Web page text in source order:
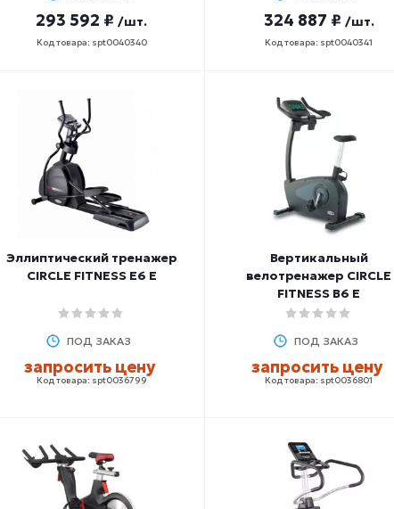
293 592 ₽ /шт.
Код товара: spt0040340
324 887 ₽ /шт.
Код товара: spt0040341
Эллиптический тренажер
CIRCLE FITNESS E6 E
ПОД ЗАКАЗ
запросить цену
Код товара: spt0036799
Вертикальный
велотренажер CIRCLE
FITNESS B6 E
ПОД ЗАКАЗ
запросить цену
Код товара: spt0036801